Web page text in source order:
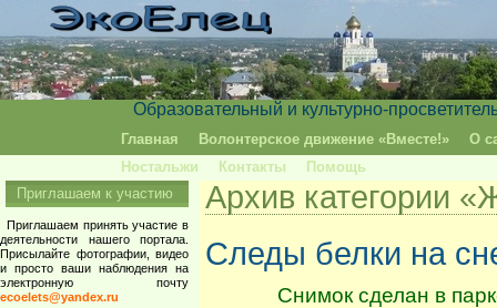
Образовательный и культурно-
Главная Волонтерское движение «Вместе!»
О
Ностальжи
Контакты Помощь
Архив категории
Следы белки на
Снимок сделан в
Приглашаем к участию
Приглашаем принять участие в
деятельности нашего портала.
Присылайте фотографии, видео
и просто ваши наблюдения на
электронную почту
ecoelets@yandex.ru